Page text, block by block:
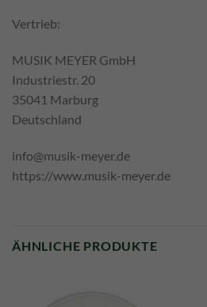
Vertrieb:
MUSIK MEYER GmbH
Industriestr. 20
35041 Marburg
Deutschland
info@musik-meyer.de
https://www.musik-meyer.de
ÄHNLICHE PRODUKTE